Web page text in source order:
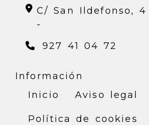
C/ San Ildefonso, 4
-
927 41 04 72
Información
Inicio
Aviso legal
Política de cookies